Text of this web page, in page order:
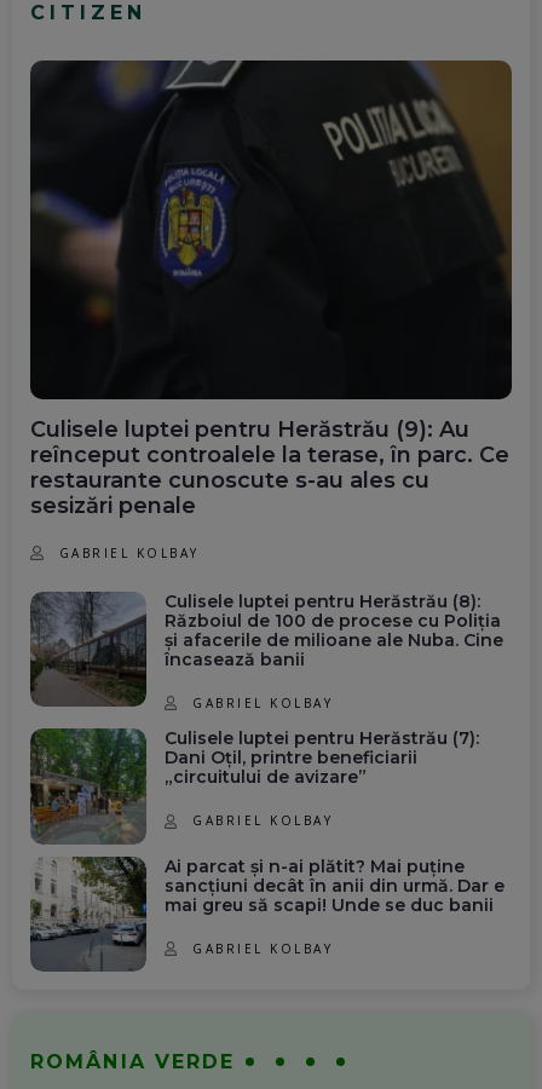
CITIZEN
Culisele luptei pentru Herăstrău (9): Au
reînceput controalele la terase, în parc. Ce
restaurante cunoscute s-au ales cu
sesizări penale
GABRIEL KOLBAY
Culisele luptei pentru Herăstrău (8):
Războiul de 100 de procese cu Poliția
și afacerile de milioane ale Nuba. Cine
încasează banii
GABRIEL KOLBAY
Culisele luptei pentru Herăstrău (7):
Dani Oțil, printre beneficiarii
„circuitului de avizare”
GABRIEL KOLBAY
Ai parcat și n-ai plătit? Mai puține
sancțiuni decât în anii din urmă. Dar e
mai greu să scapi! Unde se duc banii
GABRIEL KOLBAY
ROMÂNIA VERDE